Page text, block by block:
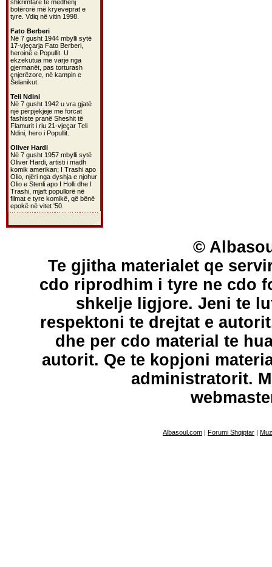
shkrimtarë të mëdhenj
botërorë më kryeveprat e
tyre. Vdiq në vitin 1998.
Fato Berberi
Në 7 gusht 1944 mbylli sytë
17-vjeçarja Fato Berberi,
heroinë e Popullit. U
ekzekutua me varje nga
gjermanët, pas torturash
çnjerëzore, në kampin e
Selanikut.
Teli Ndini
Në 7 gusht 1942 u vra gjatë
një përpjekjeje me forcat
fashiste pranë Sheshit të
Flamurit i riu 21-vjeçar Teli
Ndini, hero i Popullit.
Oliver Hardi
Në 7 gusht 1957 mbylli sytë
Oliver Hardi, artisti i madh
komik amerikan; I Trashi apo
Olio, njëri nga dyshja e njohur
Olio e Stenli apo I Holli dhe I
Trashi, mjaft popullorë në
filmat e tyre komikë, që bënë
epokë në vitet '50.
©
Te gjitha materialet qe
cdo riprodhim i tyre ne cdo
shkelje ligjore. Jeni te
respektoni te drejtat e
dhe per cdo material te
autorit. Qe te kopjoni
administratorit.
Albasoul.com | Forumi Shqiptar |